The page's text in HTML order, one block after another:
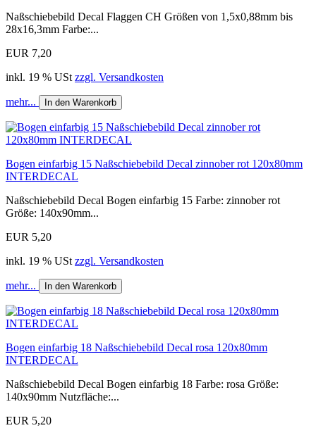
Naßschiebebild Decal Flaggen CH Größen von 1,5x0,88mm bis
28x16,3mm Farbe:...
EUR 7,20
inkl. 19 % USt zzgl. Versandkosten
mehr... In den Warenkorb
Bogen einfarbig 15 Naßschiebebild Decal zinnober rot 120x80mm
INTERDECAL
Naßschiebebild Decal Bogen einfarbig 15 Farbe: zinnober rot
Größe: 140x90mm...
EUR 5,20
inkl. 19 % USt zzgl. Versandkosten
mehr... In den Warenkorb
Bogen einfarbig 18 Naßschiebebild Decal rosa 120x80mm
INTERDECAL
Naßschiebebild Decal Bogen einfarbig 18 Farbe: rosa Größe:
140x90mm Nutzfläche:...
EUR 5,20